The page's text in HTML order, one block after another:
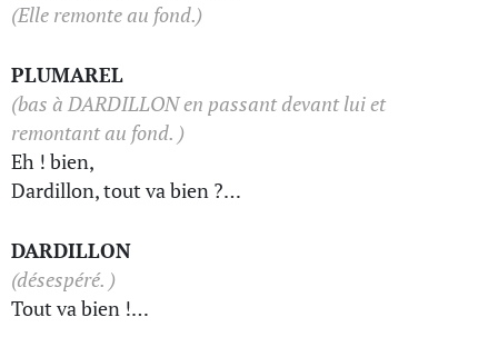
(Elle remonte au fond.)
PLUMAREL
(bas à DARDILLON en passant devant lui et
remontant au fond. )
Eh ! bien,
Dardillon, tout va bien ?…
DARDILLON
(désespéré. )
Tout va bien !…